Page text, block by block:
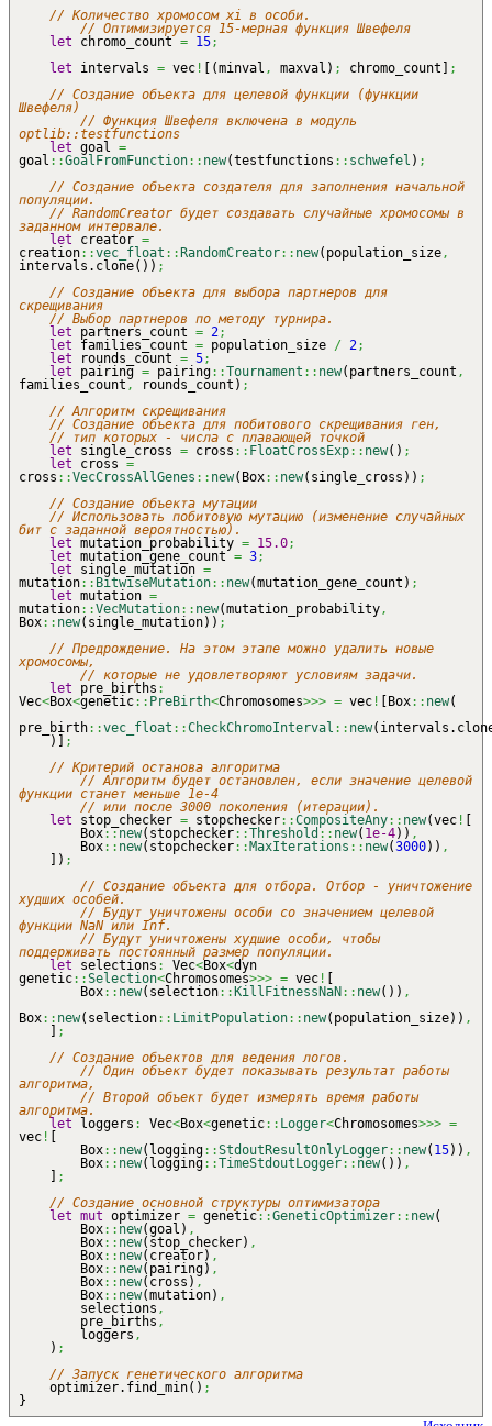
// Количество хромосом xi в особи.
// Оптимизируется 15-мерная функция Швефеля
let chromo_count = 15;
let intervals = vec ! (minval , maxval ) ; chromo_count
;
// Создание объекта для целевой функции (функции
Швефеля)
// Функция Швефеля включена в модуль
optlib::testfunctions
let goal =
goal ::GoalFromFunction:: new(testfunctions :: schwefel ) ;
// Создание объекта создателя для заполнения начальной
популяции.
// RandomCreator будет создавать случайные хромосомы в
заданном интервале.
let creator =
creation::vec_float :: RandomCreator:: new( population_size,
intervals.clone( ) ) ;
// Создание объекта для выбора партнеров для
скрещивания
// Выбор партнеров по методу турнира.
let partners_count = 2;
let families_count = population_size / 2;
let rounds_count = 5;
let pairing = pairing::Tournament :: new( partners_count ,
families_count , rounds_count ) ;
// Алгоритм скрещивания
// Создание объекта для побитового скрещивания ген,
// тип которых - числа с плавающей точкой
let single_cross = cross :: FloatCrossExp:: new( ) ;
let cross =
cross ::VecCrossAllGenes :: new( Box:: new( single_cross ) ) ;
// Создание объекта мутации
// Использовать побитовую мутацию (изменение случайных
бит с заданной вероятностью).
let mutation_probability = 15.0;
let mutation_gene_count = 3;
let single_mutation =
mutation:: BitwiseMutation:: new(mutation_gene_count ) ;
let mutation =
mutation::VecMutation:: new(mutation_probability,
Box:: new( single_mutation) ) ;
// Предрождение. На этом этапе можно удалить новые
хромосомы,
// которые не удовлетворяют условиям задачи.
let pre_births :
Vec<Box<genetic:: PreBirth<Chromosomes>>> = vec ! Box:: new(
pre_birth::vec_float ::CheckChromoInterval :: new(
)
;
// Критерий останова алгоритма
// Алгоритм будет остановлен, если значение целевой
функции станет меньше 1e-4
// или после 3000 поколения (итерации).
let stop_checker = stopchecker::CompositeAny:: new(vec !
Box:: new( stopchecker::Threshold :: new( 1e-4) ) ,
Box:: new( stopchecker:: MaxIterations :: new(3000) ) ,
) ;
// Создание объекта для отбора. Отбор - уничтожение
худших особей.
// Будут уничтожены особи со значением целевой
функции NaN или Inf.
// Будут уничтожены худшие особи, чтобы
поддерживать постоянный размер популяции.
let selections : Vec<Box<dyn
genetic::Selection<Chromosomes>>> = vec !
Box:: new( selection:: KillFitnessNaN :: new( ) ) ,
Box:: new( selection:: LimitPopulation:: new( population_size) ) ,
;
// Создание объектов для ведения логов.
// Один объект будет показывать результат работы
алгоритма,
// Второй объект будет измерять время работы
алгоритма.
let loggers : Vec<Box<genetic:: Logger<Chromosomes>>> =
vec !
Box:: new( logging::StdoutResultOnlyLogger:: new( 15) ) ,
Box:: new( logging::TimeStdoutLogger:: new( ) ) ,
;
// Создание основной структуры оптимизатора
let mut optimizer = genetic::GeneticOptimizer:: new(
Box:: new(goal ) ,
Box:: new( stop_checker) ,
Box:: new( creator) ,
Box:: new( pairing) ,
Box:: new( cross ) ,
Box:: new(mutation) ,
selections ,
pre_births ,
loggers ,
) ;
// Запуск генетического алгоритма
optimizer.find_min( ) ;
}